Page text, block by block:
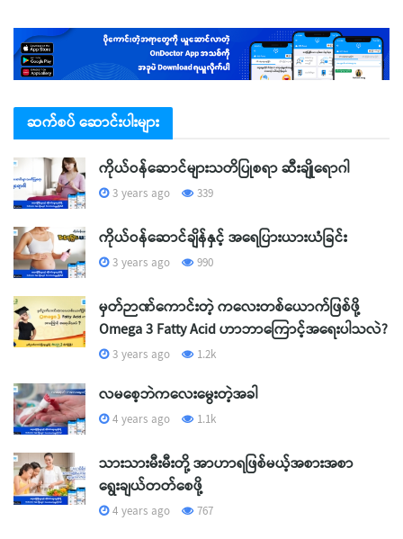
ဆက်စပ် ဆောင်းပါးများ
ကိုယ်ဝန်ဆောင်များသတိပြုစရာ ဆီးချိုရောဂါ
3 years ago 339
ကိုယ်ဝန်ဆောင်ချိန်နှင့် အရေပြားယားယံခြင်း
3 years ago 990
မှတ်ဉာဏ်ကောင်းတဲ့ ကလေးတစ်ယောက်ဖြစ်ဖို့
Omega 3 Fatty Acid ဟာဘာကြောင့်အရေးပါသလဲ?
3 years ago 1.2k
လမစေ့ဘဲကလေးမွေးတဲ့အခါ
4 years ago 1.1k
သားသားမီးမီးတို့ အာဟာရဖြစ်မယ့်အစားအစာ
ရွေးချယ်တတ်စေဖို့
4 years ago 767